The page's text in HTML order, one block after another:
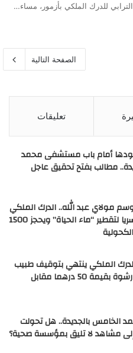
للدرك الملكي بأزمور، مساء…
الصفحة التالية
تعليقات
أمام باب مستشفى محمد
مطالب بفتح تحقيق عاجل
مولاي عبد الله.. الدرك الملكي
يفكك معملا سريا لتقطير “ماء الحياة” ويحجز 1500
الملكي ينتهي بتوقيف طبيب
متلبسا بتلقي رشوة بقيمة 50 درهما مقابل
بالجديدة.. هل تحولت
مشاهد لا تليق بمؤسسة صحية؟